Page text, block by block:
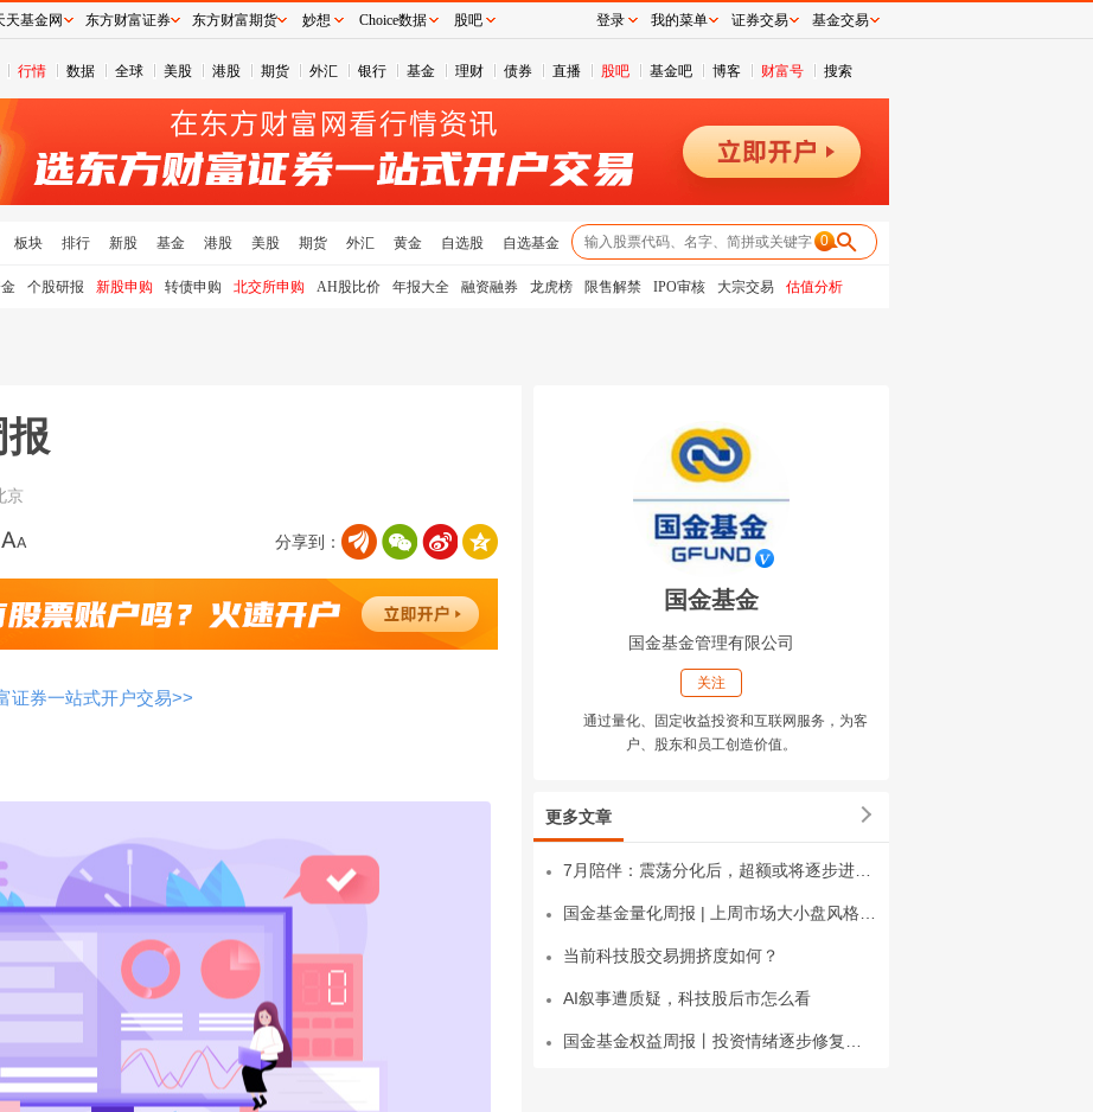
行情 数据 全球 美股 港股 期货 外汇 银行 基金 理财 债券 直播 股吧 基金吧 博客 财富号 搜索
板块 排行 新股 基金 港股 美股 期货 外汇 黄金 自选股 自选基金 0
个股研报 新股申购 转债申购 北交所申购 AH股比价 年报大全 融资融券 龙虎榜 限售解禁 IPO审核 大宗交易 估值分析
报
京
分享到：
证券一站式开户交易>>
国金基金
国金基金管理有限公司
关注
通过量化、固定收益投资和互联网服务，为客
户、股东和员工创造价值。
更多文章
当前科技股交易拥挤度如何？
AI叙事遭质疑，科技股后市怎么看
天基金网 东方财富证券 东方财富期货 妙想 Choice数据 股吧 登录 我的菜单 证券交易 基金交易